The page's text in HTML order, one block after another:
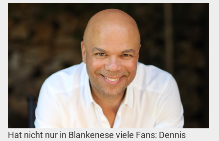
Hat nicht nur in Blankenese viele Fans: Dennis